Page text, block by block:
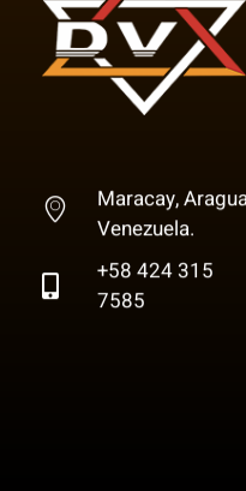
Maracay,
Venezuela.
+58 424 315
7585